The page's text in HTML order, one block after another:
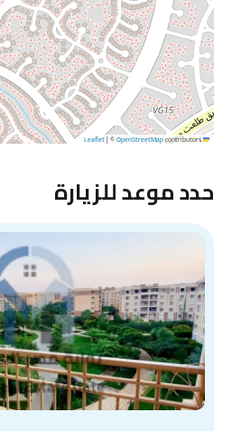
Leaflet
|©OpenStreetMapcontributors
حدد موعد للزيارة